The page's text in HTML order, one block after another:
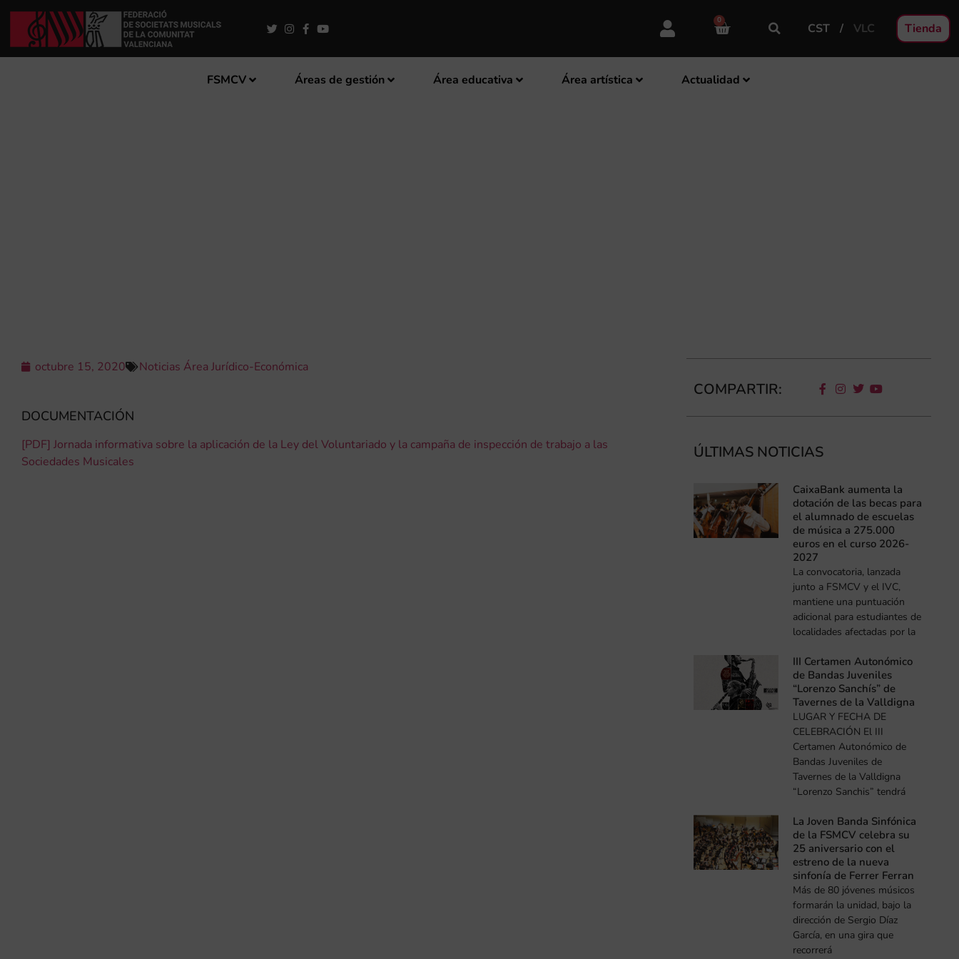
0
CST VLC Tienda
FSMCV Áreas de gestión Área educativa Área artística Actualidad
octubre 15, 2020 Noticias Área Jurídico-Económica
DOCUMENTACIÓN
[PDF] Jornada informativa sobre la aplicación de la Ley del Voluntariado y la campaña de inspección de trabajo a las
Sociedades Musicales
COMPARTIR:
ÚLTIMAS NOTICIAS
CaixaBank aumenta la
dotación de las becas para
el alumnado de escuelas
de música a 275.000
euros en el curso 2026-
2027
La convocatoria, lanzada
junto a FSMCV y el IVC,
mantiene una puntuación
adicional para estudiantes de
localidades afectadas por la
III Certamen Autonómico
de Bandas Juveniles
“Lorenzo Sanchís” de
Tavernes de la Valldigna
LUGAR Y FECHA DE
CELEBRACIÓN El III
Certamen Autonómico de
Bandas Juveniles de
Tavernes de la Valldigna
“Lorenzo Sanchis” tendrá
La Joven Banda Sinfónica
de la FSMCV celebra su
25 aniversario con el
estreno de la nueva
sinfonía de Ferrer Ferran
Más de 80 jóvenes músicos
formarán la unidad, bajo la
dirección de Sergio Díaz
García, en una gira que
recorrerá